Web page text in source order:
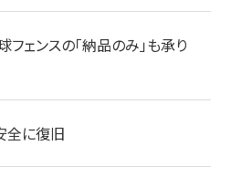
ェンスの「納品のみ」も承り
全に復旧